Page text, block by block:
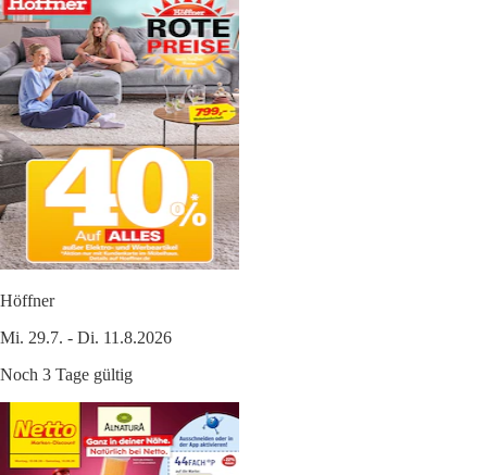
Höffner
Mi. 29.7. - Di. 11.8.2026
Noch 3 Tage gültig